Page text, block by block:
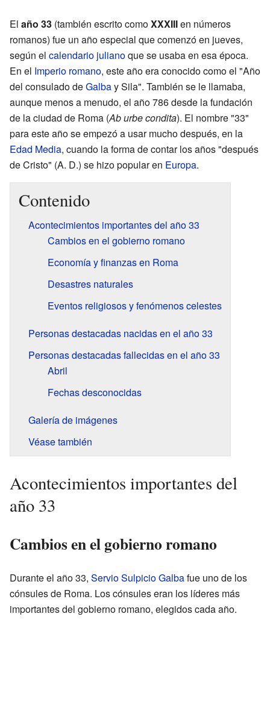
El año 33 (también escrito comoXXXIIIen números
romanos) fue un año especial que comenzó en jueves,
según el calendario julianoque se usaba en esa época.
En el Imperio romano, este año era conocido como el "Año
del consulado deGalbay Sila". También se le llamaba,
aunque menos a menudo, el año 786 desde la fundación
de la ciudad de Roma (Ab urbe condita). El nombre "33"
para este año se empezó a usar mucho después, en la
Edad Media, cuando la forma de contar los años "después
de Cristo" (A. D.) se hizo popular en Europa.
Contenido
Acontecimientos importantes del año 33
Cambios en el gobierno romano
Economía y finanzas en Roma
Desastres naturales
Eventos religiosos y fenómenos celestes
Personas destacadas nacidas en el año 33
Personas destacadas fallecidas en el año 33
Abril
Fechas desconocidas
Galería de imágenes
Véase también
Acontecimientos importantes del
año 33
Cambios en el gobierno romano
Durante el año 33, Servio Sulpicio Galbafue uno de los
cónsules de Roma. Los cónsules eran los líderes más
importantes del gobierno romano, elegidos cada año.